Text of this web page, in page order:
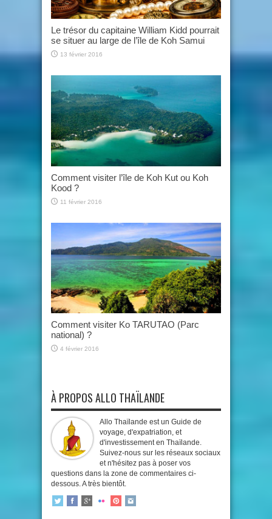
Le trésor du capitaine William Kidd pourrait
se situer au large de l’île de Koh Samui
13 février 2016
Comment visiter l’île de Koh Kut ou Koh
Kood ?
11 février 2016
Comment visiter Ko TARUTAO (Parc
national) ?
4 février 2016
À PROPOS ALLO THAÏLANDE
Allo Thaïlande est un Guide de
voyage, d'expatriation, et
d'investissement en Thaïlande.
Suivez-nous sur les réseaux sociaux
et n'hésitez pas à poser vos
questions dans la zone de commentaires ci-
dessous. A très bientôt.